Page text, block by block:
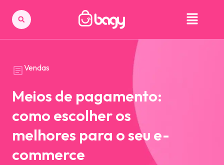
Vendas
Meios de pagamento:
como escolher os
melhores para o seu e-
commerce